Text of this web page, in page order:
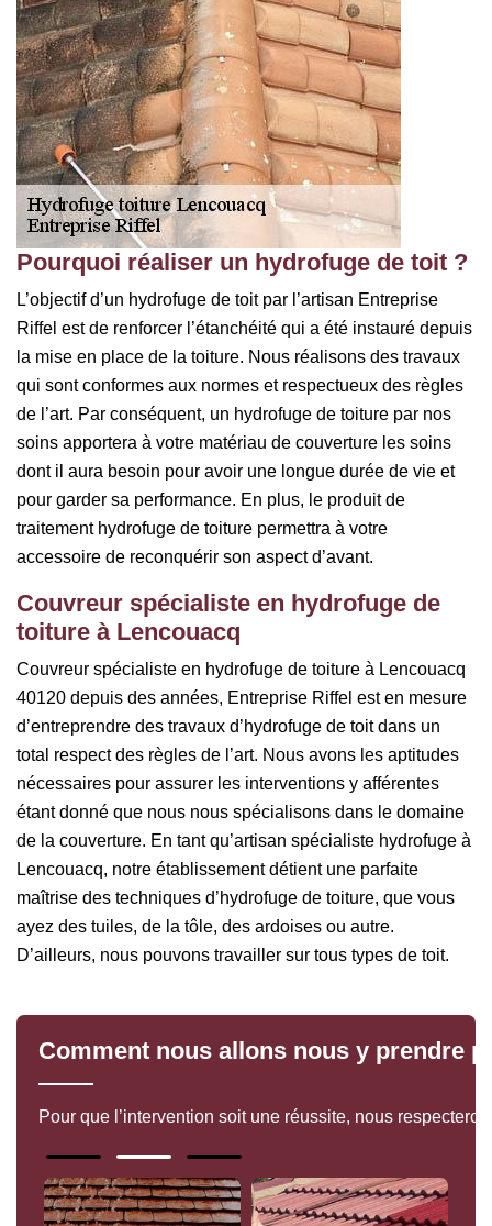
Pourquoi réaliser un hydrofuge de toit ?
L’objectif d’un hydrofuge de toit par l’artisan Entreprise
Riffel est de renforcer l’étanchéité qui a été instauré depuis
la mise en place de la toiture. Nous réalisons des travaux
qui sont conformes aux normes et respectueux des règles
de l’art. Par conséquent, un hydrofuge de toiture par nos
soins apportera à votre matériau de couverture les soins
dont il aura besoin pour avoir une longue durée de vie et
pour garder sa performance. En plus, le produit de
traitement hydrofuge de toiture permettra à votre
accessoire de reconquérir son aspect d’avant.
Couvreur spécialiste en hydrofuge de
toiture à Lencouacq
Couvreur spécialiste en hydrofuge de toiture à Lencouacq
40120 depuis des années, Entreprise Riffel est en mesure
d’entreprendre des travaux d’hydrofuge de toit dans un
total respect des règles de l’art. Nous avons les aptitudes
nécessaires pour assurer les interventions y afférentes
étant donné que nous nous spécialisons dans le domaine
de la couverture. En tant qu’artisan spécialiste hydrofuge à
Lencouacq, notre établissement détient une parfaite
maîtrise des techniques d’hydrofuge de toiture, que vous
ayez des tuiles, de la tôle, des ardoises ou autre.
D’ailleurs, nous pouvons travailler sur tous types de toit.
Comment nous allons nous y prendre
Pour que l’intervention soit une réussite, nous